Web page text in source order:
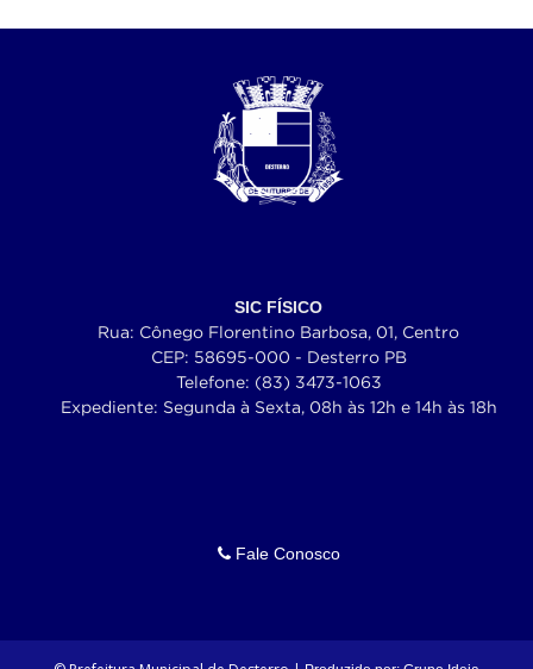
SIC FÍSICO
Rua: Cônego Florentino Barbosa, 01, Centro
CEP: 58695-000 - Desterro PB
Telefone: (83) 3473-1063
Expediente: Segunda à Sexta, 08h às 12h e 14h às 18h
Fale Conosco